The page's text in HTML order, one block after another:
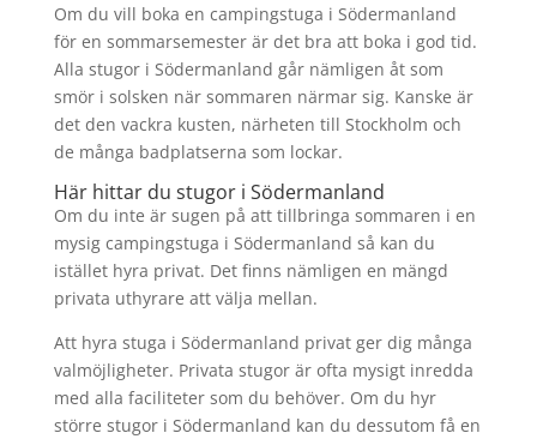
Om du vill boka en campingstuga i Södermanland
för en sommarsemester är det bra att boka i god tid.
Alla stugor i Södermanland går nämligen åt som
smör i solsken när sommaren närmar sig. Kanske är
det den vackra kusten, närheten till Stockholm och
de många badplatserna som lockar.
Här hittar du stugor i Södermanland
Om du inte är sugen på att tillbringa sommaren i en
mysig campingstuga i Södermanland så kan du
istället hyra privat. Det finns nämligen en mängd
privata uthyrare att välja mellan.
Att hyra stuga i Södermanland privat ger dig många
valmöjligheter. Privata stugor är ofta mysigt inredda
med alla faciliteter som du behöver. Om du hyr
större stugor i Södermanland kan du dessutom få en